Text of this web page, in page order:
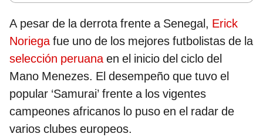
A pesar de la derrota frente a Senegal, Erick
Noriegafue uno de los mejores futbolistas de la
selección peruanaen el inicio del ciclo del
Mano Menezes. El desempeño que tuvo el
popular ‘Samurai’ frente a los vigentes
campeones africanos lo puso en el radar de
varios clubes europeos.